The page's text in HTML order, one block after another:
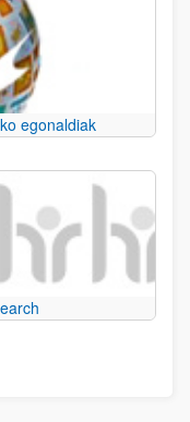
egonaldiak